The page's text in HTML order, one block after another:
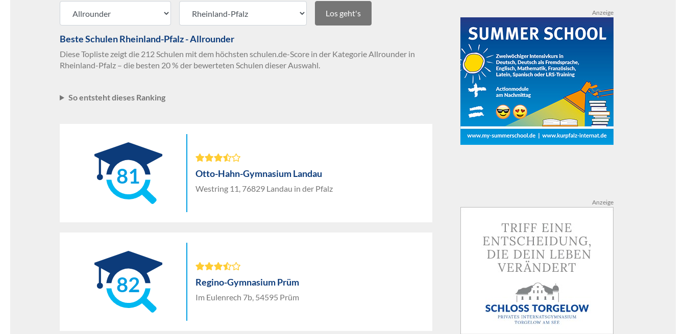
Los geht's
Beste Schulen Rheinland-Pfalz - Allrounder
Diese Topliste zeigt die 212 Schulen mit dem höchsten schulen.de-Score in der Kategorie Allrounder in
Rheinland-Pfalz – die besten 20 % der bewerteten Schulen dieser Auswahl.
So entsteht dieses Ranking
81 Otto-Hahn-Gymnasium Landau
Westring 11, 76829 Landau in der Pfalz
82 Regino-Gymnasium Prüm
Im Eulenrech 7b, 54595 Prüm
Anzeige
Anzeige